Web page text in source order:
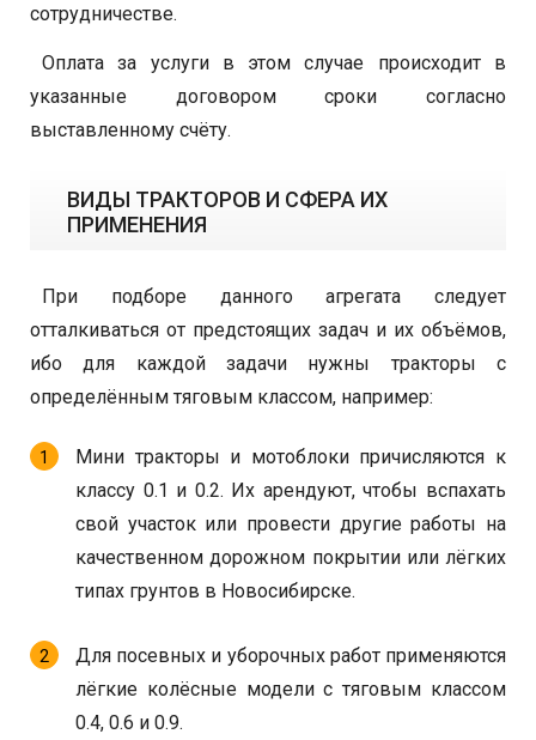
сотрудничестве.
Оплата за услуги в этом случае происходит в
указанные договором сроки согласно
выставленному счёту.
ВИДЫ ТРАКТОРОВ И СФЕРА ИХ
ПРИМЕНЕНИЯ
При подборе данного агрегата следует
отталкиваться от предстоящих задач и их объёмов,
ибо для каждой задачи нужны тракторы с
определённым тяговым классом, например:
Мини тракторы и мотоблоки причисляются к
классу 0.1 и 0.2. Их арендуют, чтобы вспахать
свой участок или провести другие работы на
качественном дорожном покрытии или лёгких
типах грунтов в Новосибирске.
Для посевных и уборочных работ применяются
лёгкие колёсные модели с тяговым классом
0.4, 0.6 и 0.9.